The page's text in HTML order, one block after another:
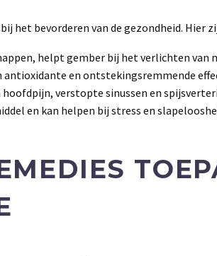
bevorderen van de gezondheid. Hier
helpt gember bij het verlichten van
en ontstekingsremmende
verstopte sinussen en
en kan helpen bij stress en